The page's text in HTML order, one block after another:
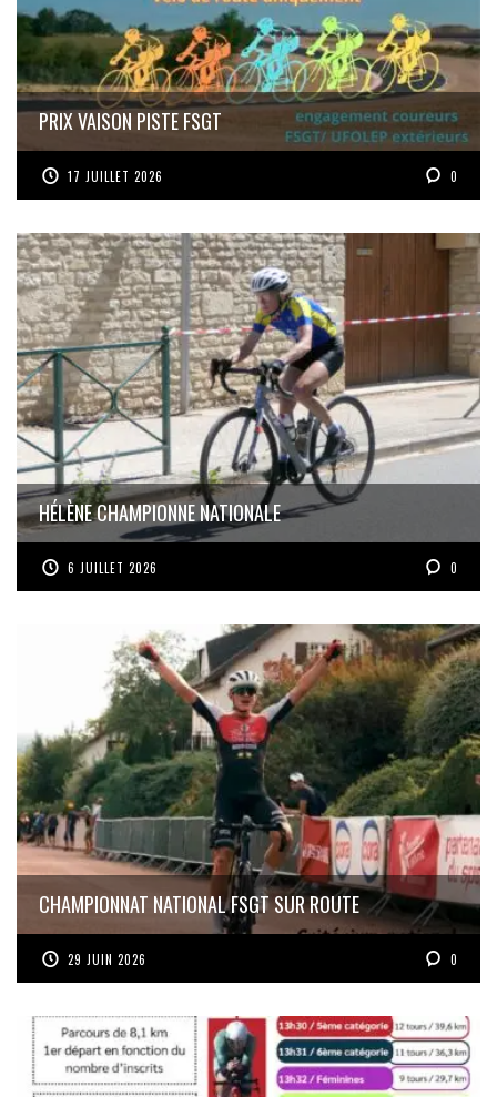
PRIX VAISON PISTE FSGT
17 JUILLET 2026 0
HÉLÈNE CHAMPIONNE NATIONALE
6 JUILLET 2026 0
CHAMPIONNAT NATIONAL FSGT SUR ROUTE
29 JUIN 2026 0